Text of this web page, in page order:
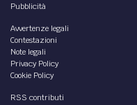
Pubblicità
Avvertenze legali
Contestazioni
Note legali
Privacy Policy
Cookie Policy
RSS contributi